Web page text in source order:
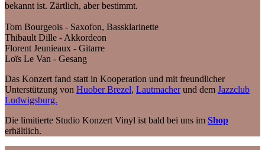
bekannt ist. Zärtlich, aber bestimmt.
Tom Bourgeois - Saxofon, Bassklarinette
Thibault Dille - Akkordeon
Florent Jeunieaux - Gitarre
Loïs Le Van - Gesang
Das Konzert fand statt in Kooperation und mit freundlicher
Unterstützung von Huober Brezel, Lautmacherund dem Jazzclub
Ludwigsburg.
Die limitierte Studio Konzert Vinyl ist bald bei uns im Shop
erhältlich.